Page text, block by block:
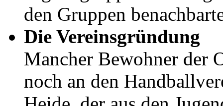
den Gruppen
Die Vereinsgründung
Mancher Bewohner der
noch an den